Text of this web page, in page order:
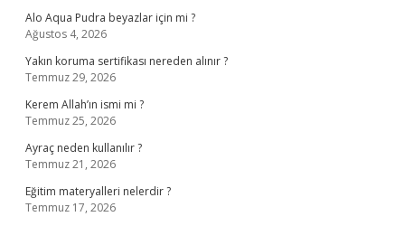
Alo Aqua Pudra beyazlar için mi ?
Ağustos 4, 2026
Yakın koruma sertifikası nereden alınır ?
Temmuz 29, 2026
Kerem Allah’ın ismi mi ?
Temmuz 25, 2026
Ayraç neden kullanılır ?
Temmuz 21, 2026
Eğitim materyalleri nelerdir ?
Temmuz 17, 2026